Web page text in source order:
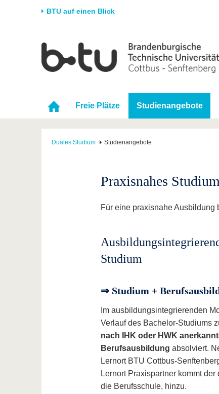
BTU auf einen Blick
Universität
Karriere & Engagement
Forschung
Forschungsprofil
Förderung
Freie Plätze Studienangebote
Duales Studium Studienangebote
Praxisnahes
Für eine praxisnahe
Studium
⇒ Studium +
Im ausbildungsintegrierenden
Verlauf des Bachelor-Studiums
nach IHK oder HWK
Berufsausbildung absolviert.
Lernort BTU Cottbus-
Lernort Praxispartner kommt der
die Berufsschule, hinzu.